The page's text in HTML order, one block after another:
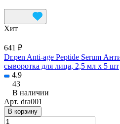
Хит
641 ₽
Dr.pen Anti-age Peptide Serum
сыворотка для лица, 2,5 мл х 5 шт
4.9
43
В наличии
Арт. dra001
В корзину